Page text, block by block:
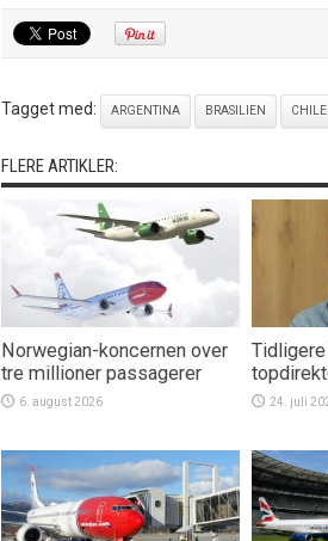
Tagget med: ARGENTINA BRASILIEN CHILE
FLERE ARTIKLER:
Norwegian-koncernen over
tre millioner passagerer
6. august 2026 24. juli